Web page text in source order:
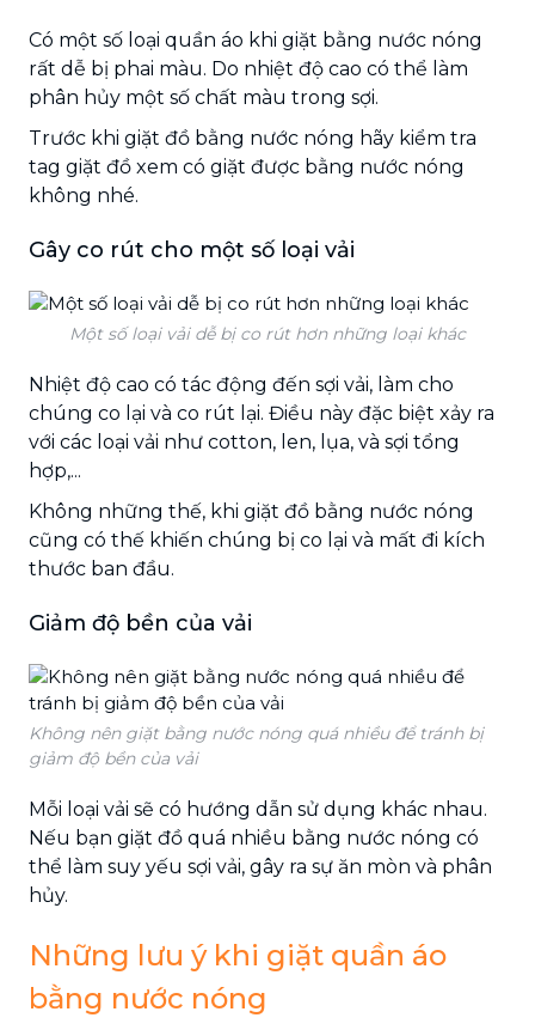
Có một số loại quần áo khi giặt bằng nước nóng
rất dễ bị phai màu. Do nhiệt độ cao có thể làm
phân hủy một số chất màu trong sợi.
Trước khi giặt đồ bằng nước nóng hãy kiểm tra
tag giặt đồ xem có giặt được bằng nước nóng
không nhé.
Gây co rút cho một số loại vải
Một số loại vải dễ bị co rút hơn những loại khác
Nhiệt độ cao có tác động đến sợi vải, làm cho
chúng co lại và co rút lại. Điều này đặc biệt xảy ra
với các loại vải như cotton, len, lụa, và sợi tổng
hợp,...
Không những thế, khi giặt đồ bằng nước nóng
cũng có thế khiến chúng bị co lại và mất đi kích
thước ban đầu.
Giảm độ bền của vải
Không nên giặt bằng nước nóng quá nhiều để tránh bị
giảm độ bền của vải
Mỗi loại vải sẽ có hướng dẫn sử dụng khác nhau.
Nếu bạn giặt đồ quá nhiều bằng nước nóng có
thể làm suy yếu sợi vải, gây ra sự ăn mòn và phân
hủy.
Những lưu ý khi giặt quần áo
bằng nước nóng